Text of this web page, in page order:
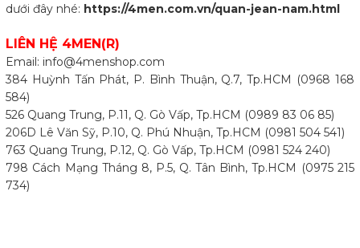
dưới đây nhé: https://4men.com.vn/quan-jean-nam.html
LIÊN HỆ 4MEN(R)
Email: info@4menshop.com
384 Huỳnh Tấn Phát, P. Bình Thuận, Q.7, Tp.HCM (0968 168
584)
526 Quang Trung, P.11, Q. Gò Vấp, Tp.HCM (0989 83 06 85)
206D Lê Văn Sỹ, P.10, Q. Phú Nhuận, Tp.HCM (0981 504 541)
763 Quang Trung, P.12, Q. Gò Vấp, Tp.HCM (0981 524 240)
798 Cách Mạng Tháng 8, P.5, Q. Tân Bình, Tp.HCM (0975 215
734)